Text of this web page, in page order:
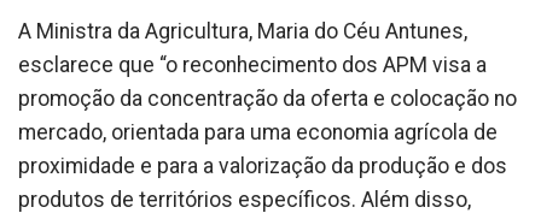
A Ministra da Agricultura, Maria do Céu Antunes,
esclarece que “o reconhecimento dos APM visa a
promoção da concentração da oferta e colocação no
mercado, orientada para uma economia agrícola de
proximidade e para a valorização da produção e dos
produtos de territórios específicos. Além disso,